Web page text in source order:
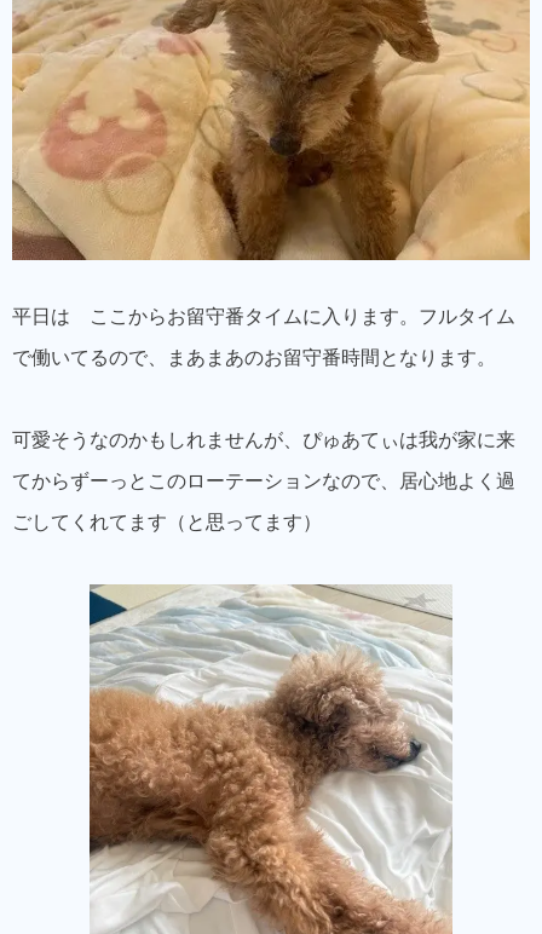
平日は ここからお留守番タイムに入ります。フルタイム
で働いてるので、まあまあのお留守番時間となります。
可愛そうなのかもしれませんが、ぴゅあてぃは我が家に来
てからずーっとこのローテーションなので、居心地よく過
ごしてくれてます（と思ってます）